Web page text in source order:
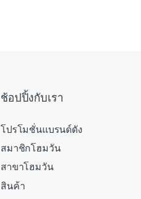
ช้อปปิ้งกับเรา
โปรโมชั่นแบรนด์ดัง
สมาชิกโฮมวัน
สาขาโฮมวัน
สินค้า